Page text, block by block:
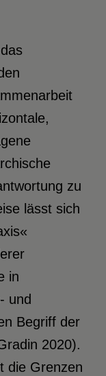
zu
lässt sich
in
und
Begriff der
2020).
die Grenzen